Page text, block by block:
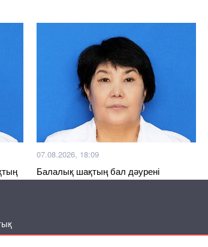
07.08.2026, 18:09
Балалық шақтың бал дәурені
жаңалықтар